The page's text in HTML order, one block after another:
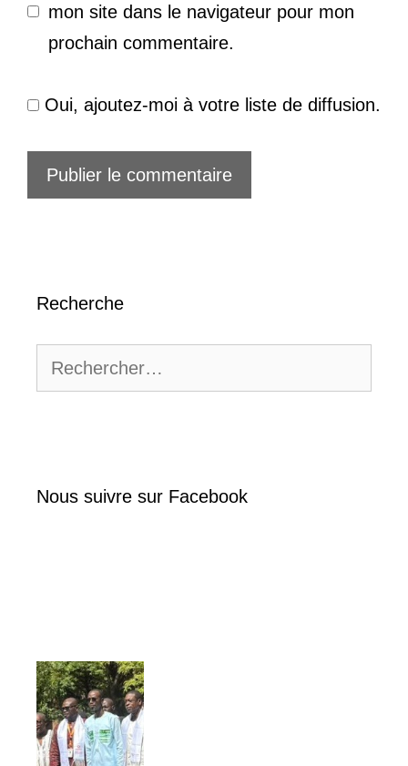
mon site dans le navigateur pour mon
prochain commentaire.
Oui, ajoutez-moi à votre liste de diffusion.
Recherche
Nous suivre sur Facebook